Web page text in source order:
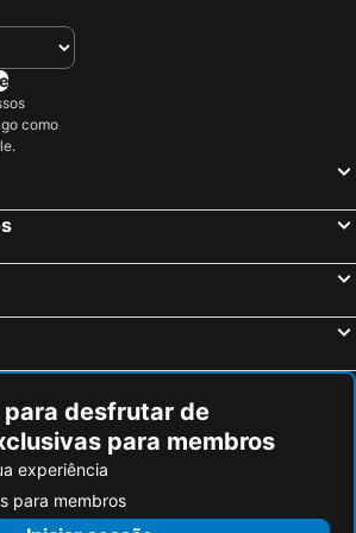
Hotel
Hotel Mongibello Ibiza
Hotel
Hotel Galera
como
para desfrutar de
para membros
experiência
para membros